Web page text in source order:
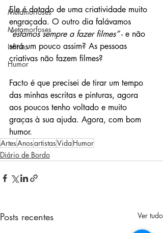
Metamorfoses
Metamorfoses
Infinito
Humor
Ele é dotado de uma criatividade muito
engraçada. O outro dia falávamos
“estamos sempre a fazer filmes” - e não
será um pouco assim? As pessoas
criativas não fazem filmes?
Facto é que precisei de tirar um tempo
das minhas escritas e pinturas, agora
aos poucos tenho voltado e muito
graças à sua ajuda. Agora, com bom
humor.
ArtesAnosartistasVida Humor
Diário de Bordo
Posts recentes Ver tudo